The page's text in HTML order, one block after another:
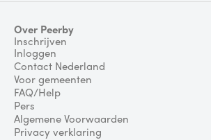
Over Peerby
Inschrijven
Inloggen
Contact Nederland
Voor gemeenten
FAQ/Help
Pers
Algemene Voorwaarden
Privacy verklaring